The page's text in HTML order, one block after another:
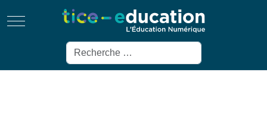
Mobile Menu Toggle
Rechercher